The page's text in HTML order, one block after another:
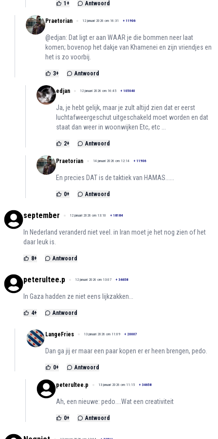
1 + Antwoord
Praetorian 12 januari 2026 om 16:31 + 11906
@edjan: Dat ligt er aan WAAR je die bommen neer laat
komen; bovenop het dakje van Khamenei en zijn vriendjes en
het is zo voorbij.
3+ Antwoord
edjan 12 januari 2026 om 16:45 + 105040
Ja, je hebt gelijk, maar je zult altijd zien dat er eerst
luchtafweergeschut uitgeschakeld moet worden en dat
staat dan weer in woonwijken Etc, etc ...
2+ Antwoord
Praetorian 14 januari 2026 om 12:14 + 11906
En precies DAT is de taktiek van HAMAS......
0+ Antwoord
september 12 januari 2026 om 13:10 + 18184
In Nederland veranderd niet veel. in Iran moet je het nog zien of het
daar leuk is.
8+ Antwoord
peterultee.p 12 januari 2026 om 13:07 + 34658
In Gaza hadden ze niet eens lijkzakken...
4+ Antwoord
LangeFries 13 januari 2026 om 11:09 + 20007
Dan ga jij er maar een paar kopen er er heen brengen, pedo.
0+ Antwoord
peterultee.p 13 januari 2026 om 11:15 + 34658
Ah, een nieuwe: pedo....Wat een creativiteit
0+ Antwoord